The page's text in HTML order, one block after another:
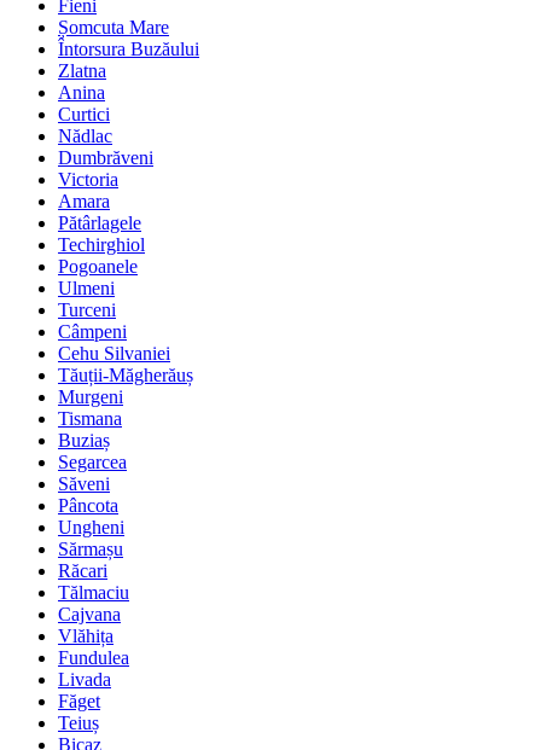
Fieni
Șomcuta Mare
Întorsura Buzăului
Zlatna
Anina
Curtici
Nădlac
Dumbrăveni
Victoria
Amara
Pătârlagele
Techirghiol
Pogoanele
Ulmeni
Turceni
Câmpeni
Cehu Silvaniei
Tăuții-Măgherăuș
Murgeni
Tismana
Buziaș
Segarcea
Săveni
Pâncota
Ungheni
Sărmașu
Răcari
Tălmaciu
Cajvana
Vlăhița
Fundulea
Livada
Făget
Teiuș
Bicaz